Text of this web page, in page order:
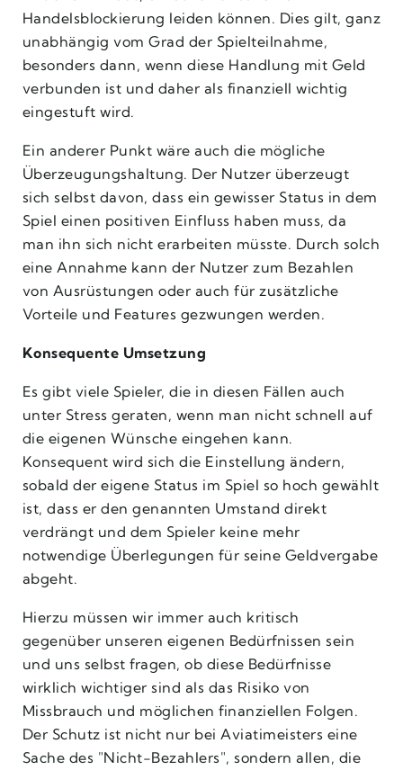
Handelsblockierung leiden können. Dies gilt, ganz
unabhängig vom Grad der Spielteilnahme,
besonders dann, wenn diese Handlung mit Geld
verbunden ist und daher als finanziell wichtig
eingestuft wird.
Ein anderer Punkt wäre auch die mögliche
Überzeugungshaltung. Der Nutzer überzeugt
sich selbst davon, dass ein gewisser Status in dem
Spiel einen positiven Einfluss haben muss, da
man ihn sich nicht erarbeiten müsste. Durch solch
eine Annahme kann der Nutzer zum Bezahlen
von Ausrüstungen oder auch für zusätzliche
Vorteile und Features gezwungen werden.
Konsequente Umsetzung
Es gibt viele Spieler, die in diesen Fällen auch
unter Stress geraten, wenn man nicht schnell auf
die eigenen Wünsche eingehen kann.
Konsequent wird sich die Einstellung ändern,
sobald der eigene Status im Spiel so hoch gewählt
ist, dass er den genannten Umstand direkt
verdrängt und dem Spieler keine mehr
notwendige Überlegungen für seine Geldvergabe
abgeht.
Hierzu müssen wir immer auch kritisch
gegenüber unseren eigenen Bedürfnissen sein
und uns selbst fragen, ob diese Bedürfnisse
wirklich wichtiger sind als das Risiko von
Missbrauch und möglichen finanziellen Folgen.
Der Schutz ist nicht nur bei Aviatimeisters eine
Sache des "Nicht-Bezahlers", sondern allen, die